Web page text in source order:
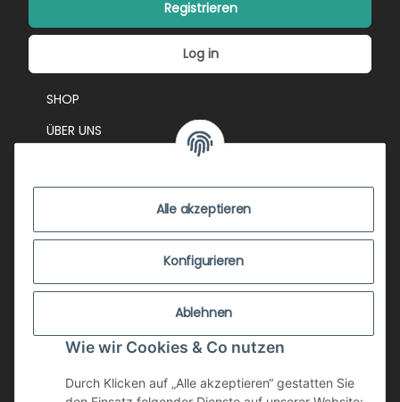
Alle akzeptieren
Konfigurieren
Ablehnen
Wie wir Cookies & Co nutzen
Durch Klicken auf „Alle akzeptieren“ gestatten Sie
Registrieren
Log in
SHOP
ÜBER UNS
ZUSTANDSBEWERTUNG
ZAHLUNGSMÖGLICHKEITEN
AGB
WIDERRUFSRECHT